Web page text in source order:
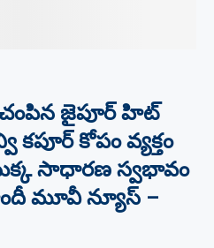
జైపూర్ హిట్
కపూర్ కోపం వ్యక్తం
సాధారణ స్వభావం
మూవీ న్యూస్ –